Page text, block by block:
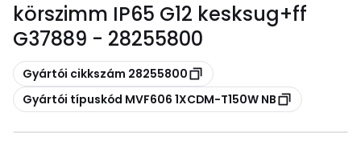
körszimm IP65 G12 kesksug+ff
G37889 - 28255800
Másolás
Gyártói cikkszám 28255800
Másolás
Gyártói típuskód MVF606 1XCDM-T150W NB